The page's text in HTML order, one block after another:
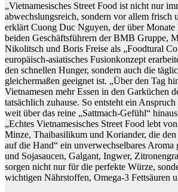
„Vietnamesisches Street Food ist nicht nur
abwechslungsreich, sondern vor allem frisch
erklärt Cuong Duc Nguyen, der über
beiden Geschäftsführern der BMB Gruppe,
Nikolitsch und Boris Freise als „Foodtural
europäisch-asiatisches Fusionkonzept
den schnellen Hunger, sondern auch die
gleichermaßen geeignet ist. „Über den Tag
Vietnamesen mehr Essen in den Garküchen
tatsächlich zuhause. So entsteht ein
weit über das reine „Sattmach-Gefühl“
„Echtes Vietnamesisches Street Food lebt
Minze, Thaibasilikum und Koriander, die
auf die Hand“ ein unverwechselbares Aroma
und Sojasaucen, Galgant, Ingwer,
sorgen nicht nur für die perfekte Würze,
wichtigen Nährstoffen, Omega-3 Fettsäuren